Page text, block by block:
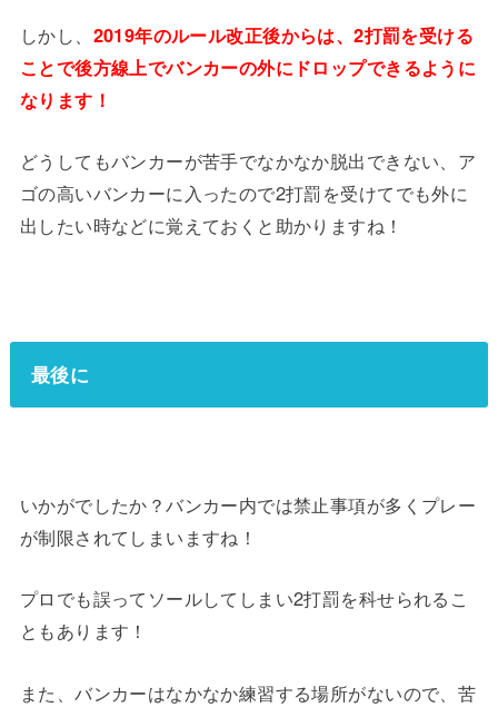
しかし、 2019年のルール改正後からは、2打罰を受ける
ことで後方線上でバンカーの外にドロップできるように
なります！
どうしてもバンカーが苦手でなかなか脱出できない、ア
ゴの高いバンカーに入ったので2打罰を受けてでも外に
出したい時などに覚えておくと助かりますね！
最後に
いかがでしたか？バンカー内では禁止事項が多くプレー
が制限されてしまいますね！
プロでも誤ってソールしてしまい2打罰を科せられるこ
ともあります！
また、バンカーはなかなか練習する場所がないので、苦